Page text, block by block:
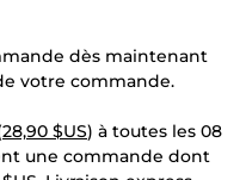
dès maintenant
votre commande.
28,90 $US) à toutes les 08
une commande dont